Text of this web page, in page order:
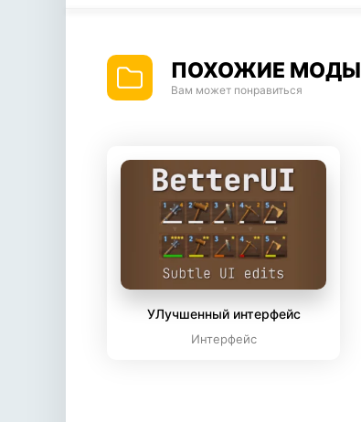
ПОХОЖИЕ МОДЫ
Вам может понравиться
УЛучшенный интерфейс
Интерфейс